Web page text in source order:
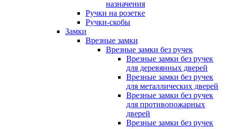
назначения
Ручки на розетке
Ручки-скобы
Замки
Врезные замки
Врезные замки без ручек
Врезные замки без ручек
для деревянных дверей
Врезные замки без ручек
для металлических дверей
Врезные замки без ручек
для противопожарных
дверей
Врезные замки без ручек